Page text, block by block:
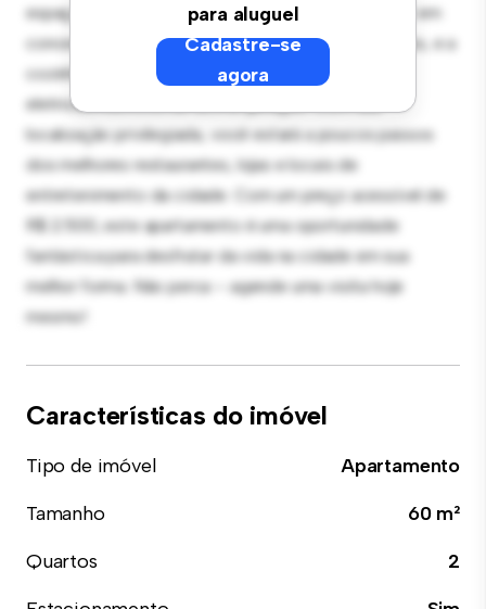
para aluguel
Cadastre-se
agora
espaço de vida elegante e aconchegante. O layout em
conceito aberto é perfeito para receber convidados, e a
cozinha sofisticada está equipada com
eletrodomésticos de última geração. Com sua
localização privilegiada, você estará a poucos passos
dos melhores restaurantes, lojas e locais de
entretenimento da cidade. Com um preço acessível de
R$ 2.500, este apartamento é uma oportunidade
fantástica para desfrutar da vida na cidade em sua
melhor forma. Não perca – agende uma visita hoje
mesmo!
Características do imóvel
Tipo de imóvel
Apartamento
Tamanho
60 m²
Quartos
2